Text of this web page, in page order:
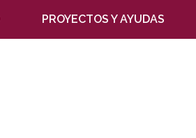
PROYECTOS Y AYUDAS